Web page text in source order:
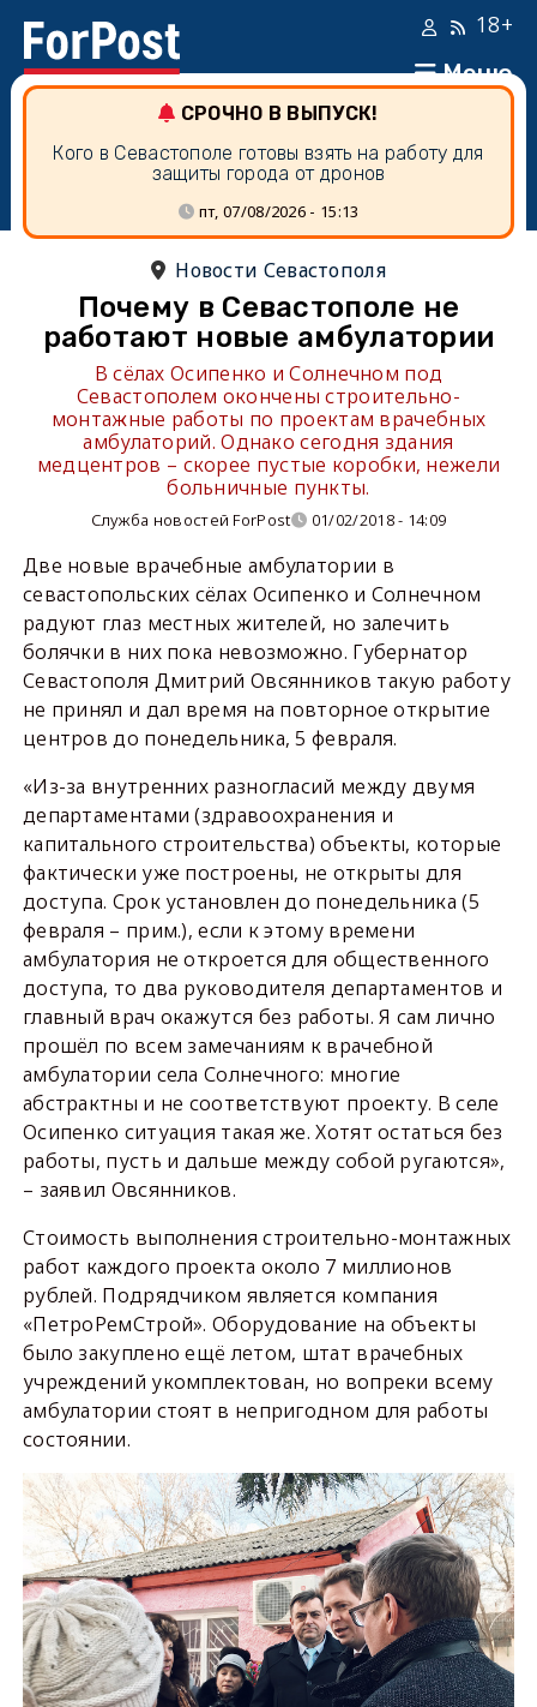
Меню
18+
СРОЧНО В ВЫПУСК!
Кого в Севастополе готовы взять на работу для
защиты города от дронов
пт, 07/08/2026 - 15:13
Новости Севастополя
Почему в Севастополе не
работают новые амбулатории
В сёлах Осипенко и Солнечном под
Севастополем окончены строительно-
монтажные работы по проектам врачебных
амбулаторий. Однако сегодня здания
медцентров – скорее пустые коробки, нежели
больничные пункты.
Служба новостей ForPost 01/02/2018 - 14:09
Две новые врачебные амбулатории в
севастопольских сёлах Осипенко и Солнечном
радуют глаз местных жителей, но залечить
болячки в них пока невозможно. Губернатор
Севастополя Дмитрий Овсянников такую работу
не принял и дал время на повторное открытие
центров до понедельника, 5 февраля.
«Из-за внутренних разногласий между двумя
департаментами (здравоохранения и
капитального строительства) объекты, которые
фактически уже построены, не открыты для
доступа. Срок установлен до понедельника (5
февраля – прим.), если к этому времени
амбулатория не откроется для общественного
доступа, то два руководителя департаментов и
главный врач окажутся без работы. Я сам лично
прошёл по всем замечаниям к врачебной
амбулатории села Солнечного: многие
абстрактны и не соответствуют проекту. В селе
Осипенко ситуация такая же. Хотят остаться без
работы, пусть и дальше между собой ругаются»,
– заявил Овсянников.
Стоимость выполнения строительно-монтажных
работ каждого проекта около 7 миллионов
рублей. Подрядчиком является компания
«ПетроРемСтрой». Оборудование на объекты
было закуплено ещё летом, штат врачебных
учреждений укомплектован, но вопреки всему
амбулатории стоят в непригодном для работы
состоянии.